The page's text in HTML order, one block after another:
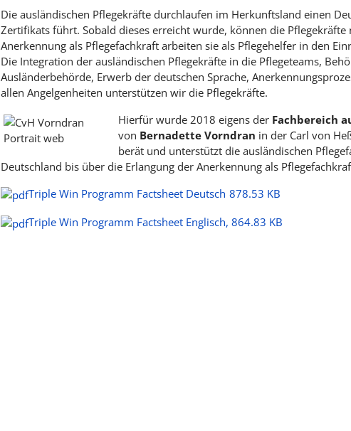
Die ausländischen Pflegekräfte durchlaufen im Herkunftsland einen
Zertifikats führt. Sobald dieses erreicht wurde, können die Pflegekräfte
Anerkennung als Pflegefachkraft arbeiten sie als Pflegehelfer in den
Die Integration der ausländischen Pflegekräfte in die Pflegeteams,
Ausländerbehörde, Erwerb der deutschen Sprache,
allen Angelgenheiten unterstützen wir die Pflegekräfte.
Hierfür wurde 2018 eigens der Fachbereich
von Bernadette Vorndran in der Carl von
berät und unterstützt die ausländischen
Deutschland bis über die Erlangung der Anerkennung als
Triple Win Programm Factsheet Deutsch 878.53 KB
Triple Win Programm Factsheet Englisch, 864.83 KB